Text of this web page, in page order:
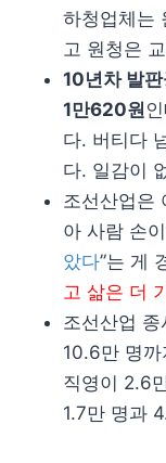
하청업체는
고 원청은
10년차 발
1만620원
다. 버티다
다. 일감이
조선산업은
아 사람 손
았다”는 게
고 삶은 더
조선산업
10.6만 명
직영이 2.6
1.7만 명과